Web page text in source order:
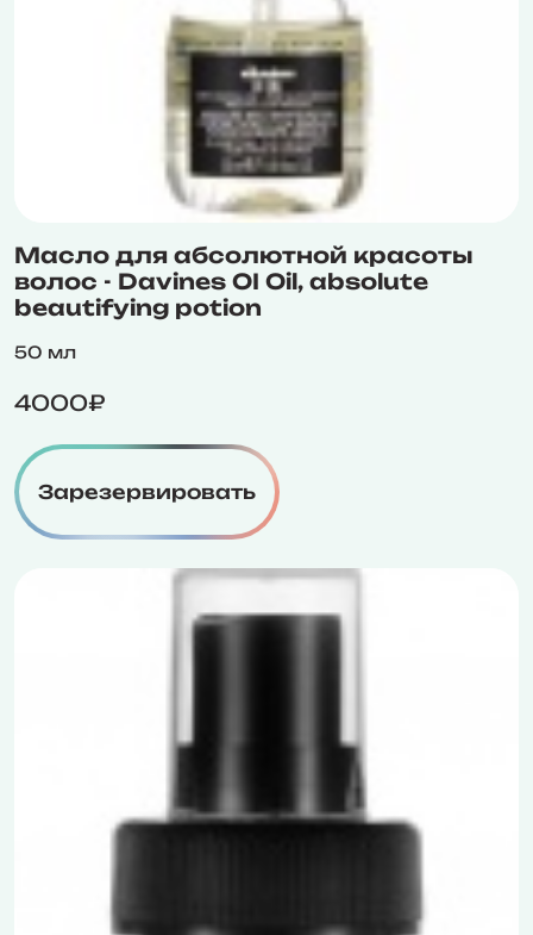
Масло для абсолютной красоты
волос - Davines OI Oil, absolute
beautifying potion
50 мл
4000₽
Зарезервировать